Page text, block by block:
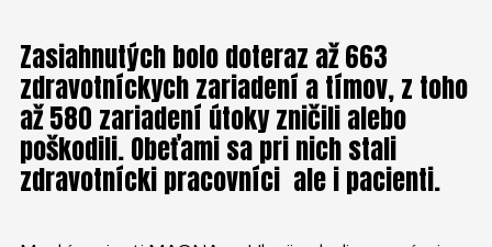
Zasiahnutých bolo doteraz až 663
zdravotníckych zariadení a tímov, z toho
až 580 zariadení útoky zničili alebo
poškodili. Obeťami sa pri nich stali
zdravotnícki pracovníci ale i pacienti.